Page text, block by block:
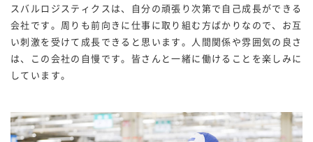
スバルロジスティクスは、自分の頑張り次第で自己成長ができる
会社です。周りも前向きに仕事に取り組む方ばかりなので、お互
い刺激を受けて成長できると思います。人間関係や雰囲気の良さ
は、この会社の自慢です。皆さんと一緒に働けることを楽しみに
しています。